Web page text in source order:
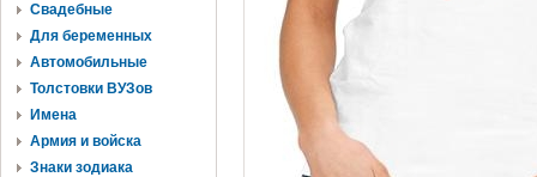
Свадебные
Для беременных
Автомобильные
Толстовки ВУЗов
Имена
Армия и войска
Знаки зодиака